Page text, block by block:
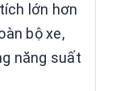
lớn hơn
bộ xe,
năng suất